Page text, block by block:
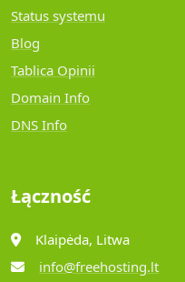
Status systemu
Blog
Tablica Opinii
Domain Info
DNS Info
Łączność
Klaipėda, Litwa
info@freehosting.lt